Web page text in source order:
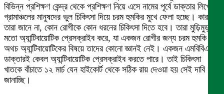
বিভিন্ন প্রশিক্ষণ কেন্দ্র থেকে প্রশিক্ষণ নিয়ে এসে নামের পূর্বে ডাক্তার লিখে
গ্রামাঞ্চলের মানুষদের ভুল চিকিৎসা দিয়ে চরম হুমকির মুখে ফেলা হচ্ছে। কারণ
তারা জানে না, কোন রোগীকে কোন ধরনের চিকিৎসা দিতে হবে। তারা মুড়িমুড়কির
মতো অ্যান্টিবায়োটিক প্রেসক্রাইব করে, যা একজন রোগীর জন্য চরম হুমকি।
অথচ অ্যান্টিবায়োটিকের বিষয়ে তাদের কোনো জ্ঞানই নেই। একজন এমবিবিএস
ডাক্তারই কেবল অ্যান্টিবায়োটিক প্রেসক্রাইব করতে পারে। তাই চিকিৎসা
খাতকে বাঁচাতে ১২ মার্চ যেন হাইকোর্ট থেকে সঠিক রায় দেওয়া হয় সেই দাবি
জানাচ্ছি।